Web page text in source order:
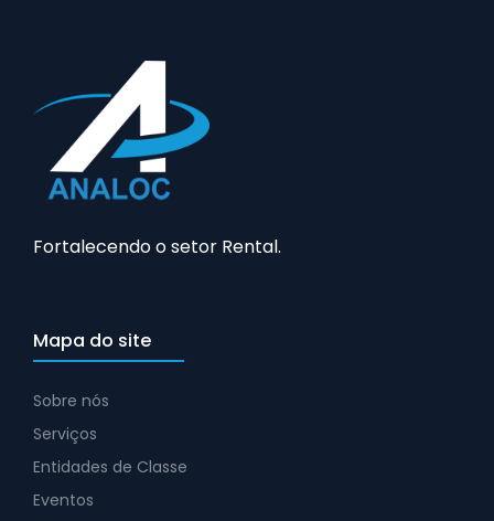
Fortalecendo o setor Rental.
Mapa do site
Sobre nós
Serviços
Entidades de Classe
Eventos